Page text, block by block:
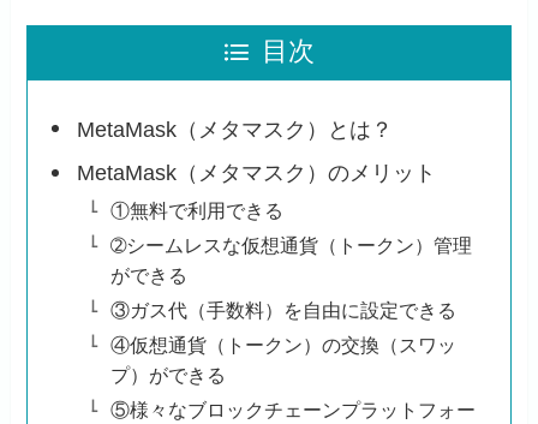
目次
MetaMask（メタマスク）とは？
MetaMask（メタマスク）のメリット
①無料で利用できる
➁シームレスな仮想通貨（トークン）管理
ができる
③ガス代（手数料）を自由に設定できる
④仮想通貨（トークン）の交換（スワッ
プ）ができる
⑤様々なブロックチェーンプラットフォー